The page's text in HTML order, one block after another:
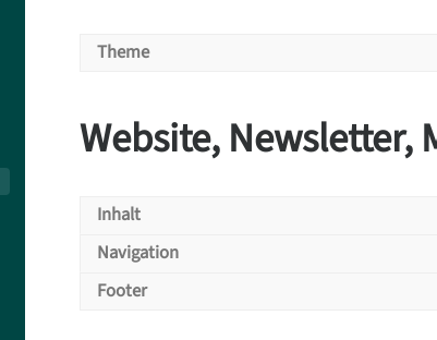
Theme
Auswahl des Themes
Legen Sie die allgemeine Farbgebung fest.
Website, Newsletter,
Inhalt
Inhalt konfigurieren
Navigation
Footer